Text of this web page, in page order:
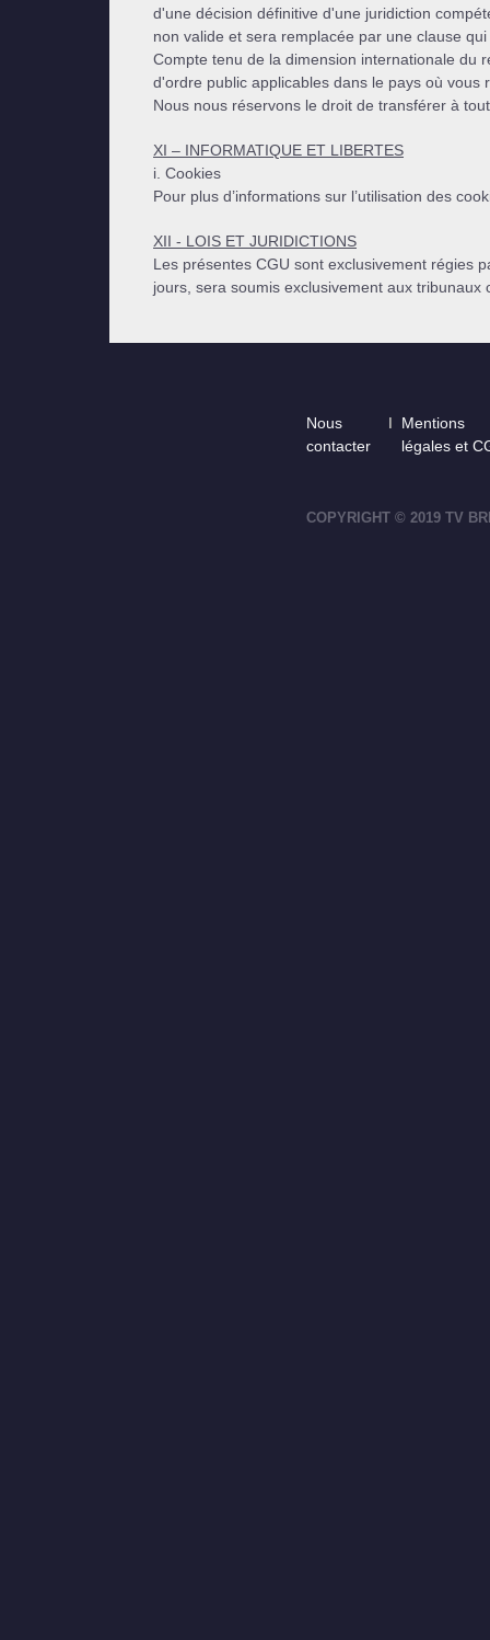
d'une décision définitive d'une juridiction
non valide et sera remplacée par une clause
Compte tenu de la dimension internationale du
d'ordre public applicables dans le pays où vous
Nous nous réservons le droit de transférer à
XI – INFORMATIQUE ET LIBERTES
i. Cookies
Pour plus d’informations sur l’utilisation des
XII - LOIS ET JURIDICTIONS
Les présentes CGU sont exclusivement régies
jours, sera soumis exclusivement aux tribunaux
Footer
Nous
contacter
Mentions
légales et
COPYRIGHT © 2019 TV